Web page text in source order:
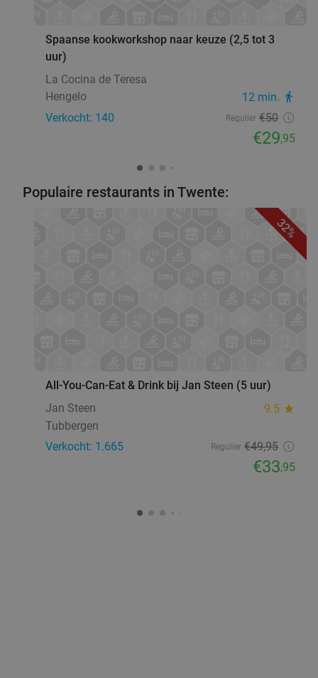
Spaanse kookworkshop naar keuze (2,5 tot 3
uur)
La Cocina de Teresa
Hengelo
12 min. directions_walk
Verkocht: 140 Regulier €50
€29,95
Populaire restaurants in Twente:
32%
All-You-Can-Eat & Drink bij Jan Steen (5 uur)
Jan Steen
9.5 star
Tubbergen
Verkocht: 1.665
Regulier €49,95
€33,95